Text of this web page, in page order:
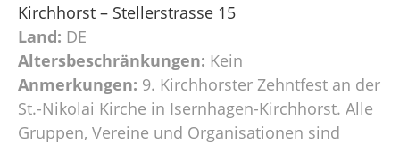
Kirchhorst – Stellerstrasse 15
Land: DE
Altersbeschränkungen: Kein
Anmerkungen: 9. Kirchhorster Zehntfest an der
St.-Nikolai Kirche in Isernhagen-Kirchhorst. Alle
Gruppen, Vereine und Organisationen sind